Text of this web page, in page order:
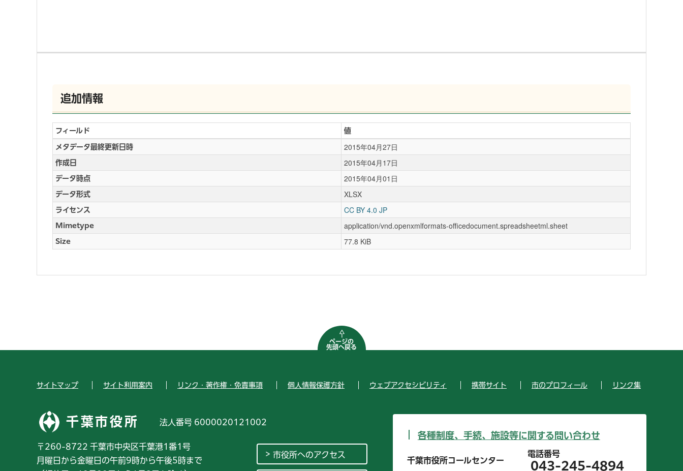
追加情報
フィールド 値
メタデータ最終更新日時 2015年04月27日
作成日 2015年04月17日
データ時点 2015年04月01日
データ形式 XLSX
ライセンス CC BY 4.0 JP
Mimetype application/vnd.openxmlformats-officedocument.spreadsheetml.sheet
Size 77.8 KiB
ページの
先頭へ戻る
サイトマップ サイト利用案内 リンク・著作権・免責事項 個人情報保護方針 ウェブアクセシビリティ 携帯サイト 市のプロフィール リンク集
千葉市役所 法人番号 6000020121002
〒260-8722 千葉市中央区千葉港1番1号
月曜日から金曜日の午前9時から午後5時まで
市役所へのアクセス
各種制度、手続、施設等に関する問い合わせ
千葉市役所コールセンター
電話番号
043-245-4894